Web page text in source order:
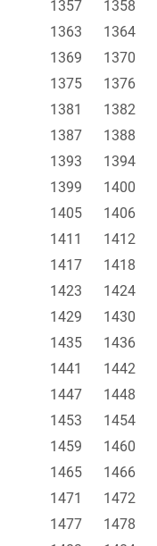
1357
1358
1363
1364
1369
1370
1375
1376
1381
1382
1387
1388
1393
1394
1399
1400
1405
1406
1411
1412
1417
1418
1423
1424
1429
1430
1435
1436
1441
1442
1447
1448
1453
1454
1459
1460
1465
1466
1471
1472
1477
1478